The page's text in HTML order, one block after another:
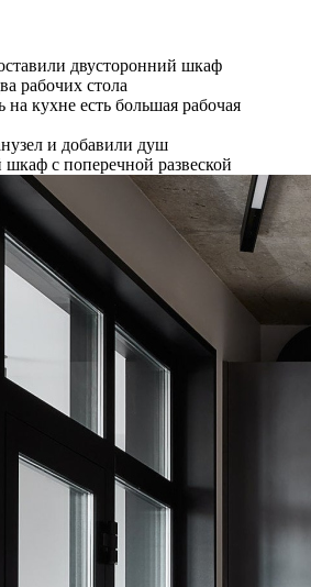
двусторонний шкаф
рабочих стола
на кухне есть большая рабочая
и добавили душ
с поперечной развеской